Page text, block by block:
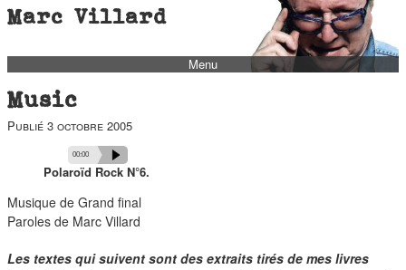
Marc Villard
Menu
interviews
Music
Publié 3 octobre 2005
Audio
Player
Current
time
00:00
Total
duration
00:00
Polaroïd Rock N°6.
Musique de Grand final
Paroles de Marc Villard
Les textes qui suivent sont des extraits tirés de mes livres